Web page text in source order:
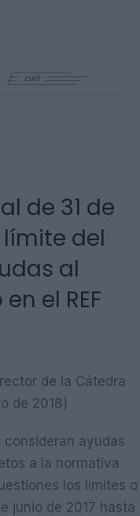
de 31 de
del
al
el REF
de la Cátedra
de 2018)
consideran ayudas
a la normativa
los límites o
junio de 2017 hasta